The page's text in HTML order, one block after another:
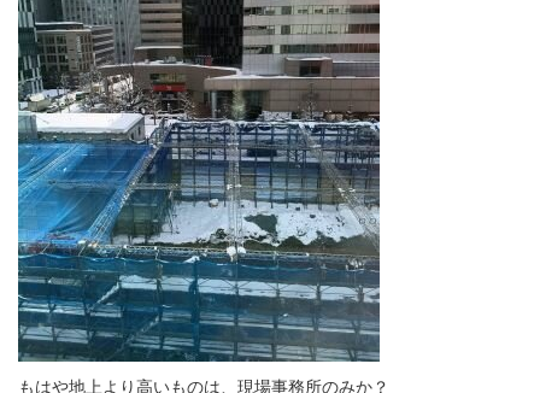
もはや地上より高いものは、現場事務所のみか？